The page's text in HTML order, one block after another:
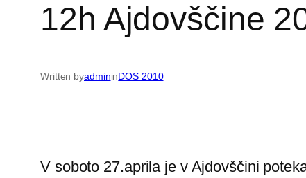
12h Ajdovščine
Written byadmininDOS 2010
V soboto 27.aprila je v Ajdovščini